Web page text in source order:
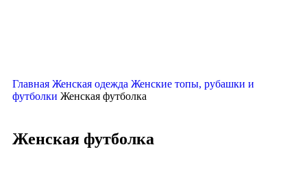
Главная Женская одежда Женские топы, рубашки и
футболки Женская футболка
Женская футболка